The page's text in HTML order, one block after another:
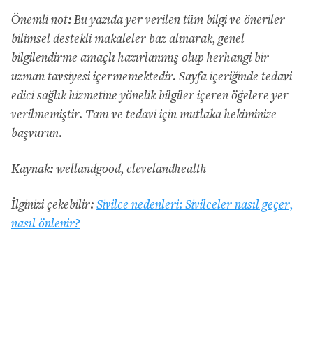
Önemli not: Bu yazıda yer verilen tüm bilgi ve öneriler
bilimsel destekli makaleler baz alınarak, genel
bilgilendirme amaçlı hazırlanmış olup herhangi bir
uzman tavsiyesi içermemektedir. Sayfa içeriğinde tedavi
edici sağlık hizmetine yönelik bilgiler içeren öğelere yer
verilmemiştir. Tanı ve tedavi için mutlaka hekiminize
başvurun.
Kaynak: wellandgood, clevelandhealth
İlginizi çekebilir: Sivilce nedenleri: Sivilceler nasıl geçer,
nasıl önlenir?